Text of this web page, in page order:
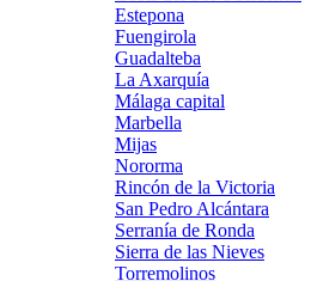
Estepona
Fuengirola
Guadalteba
La Axarquía
Málaga capital
Marbella
Mijas
Nororma
Rincón de la Victoria
San Pedro Alcántara
Serranía de Ronda
Sierra de las Nieves
Torremolinos